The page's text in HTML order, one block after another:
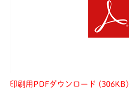
印刷用PDFダウンロード (306KB)